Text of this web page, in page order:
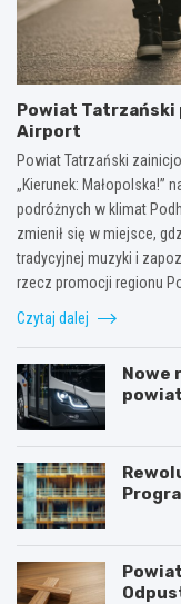
Powiat Tatrzański
Airport
Powiat Tatrzański
„Kierunek: Małopolska!”
podróżnych w klimat
zmienił się w miejsce,
tradycyjnej muzyki i
rzecz promocji regionu
Czytaj dalej
Nowe